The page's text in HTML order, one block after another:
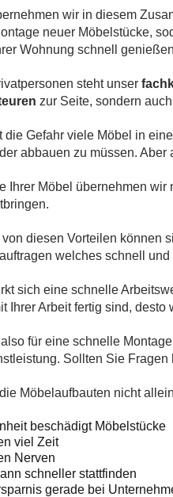
wir in diesem
neuer Möbelstücke,
Wohnung schnell
steht unser
zur Seite, sondern
die Gefahr viele Möbel in
abbauen zu müssen.
Ihrer Möbel übernehmen
diesen Vorteilen können
welches schnell
sich eine schnelle
Ihrer Arbeit fertig sind,
für eine schnelle
Sollten Sie Fragen
Möbelaufbauten nicht
beschädigt Möbelstücke
viel Zeit
Nerven
schneller stattfinden
gerade bei